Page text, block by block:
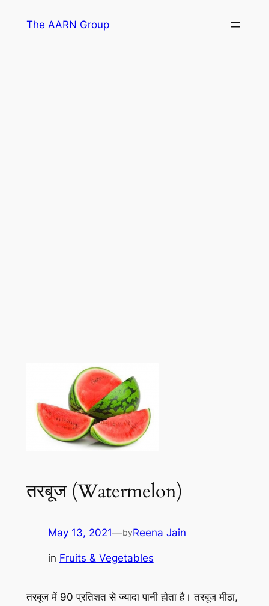
The AARN Group
तरबूज (Watermelon)
May 13, 2021—byReena Jain
in Fruits & Vegetables
तरबूज में 90 प्रतिशत से ज्यादा पानी होता है। तरबूज मीठा,